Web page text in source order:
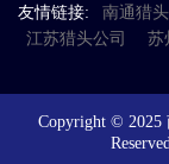
友情链接: 南通猎
江苏猎头公司
苏
Copyright ©